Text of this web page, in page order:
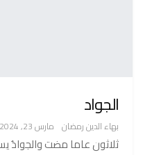
الجواد
بهاء الدين رمضان مارس 23, 2024
ثلاثون عاما مضت والجوادُ